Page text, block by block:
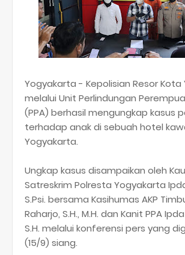
Yogyakarta - Kepolisian Resor
melalui Unit Perlindungan
(PPA) berhasil mengungkap kasus
terhadap anak di sebuah hotel
Yogyakarta.
Ungkap kasus disampaikan oleh
Satreskrim Polresta Yogyakarta
S.Psi. bersama Kasihumas AKP
Raharjo, S.H., M.H. dan Kanit PPA
S.H. melalui konferensi pers yang
(15/9) siang.